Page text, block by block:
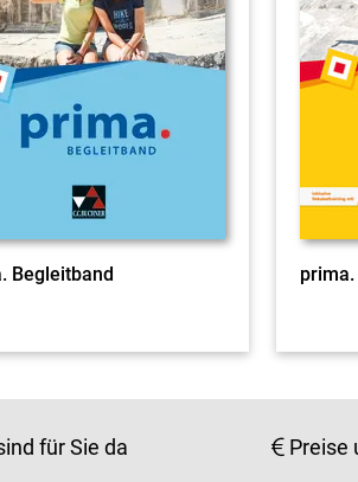
Begleitband prima.
für Sie da Preise